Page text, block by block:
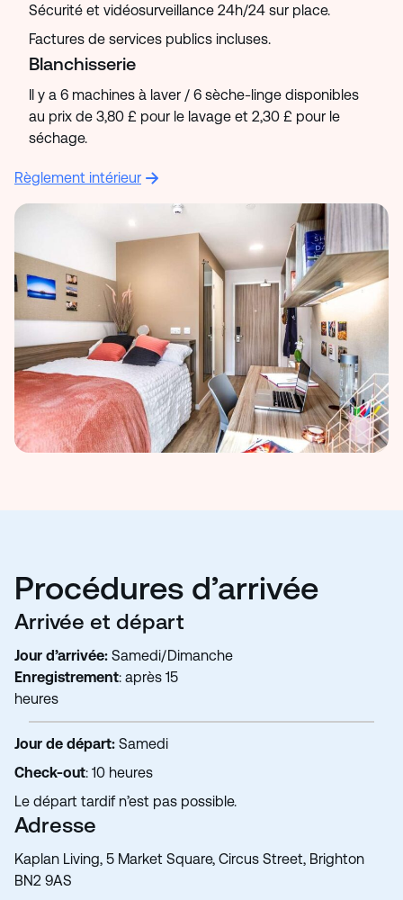
Sécurité et vidéosurveillance 24h/24 sur place.
Factures de services publics incluses.
Blanchisserie
Il y a 6 machines à laver / 6 sèche-linge disponibles
au prix de 3,80 £ pour le lavage et 2,30 £ pour le
séchage.
Règlement intérieur
Procédures d’arrivée
Arrivée et départ
Jour d’arrivée: Samedi/Dimanche
Enregistrement: après 15
heures
Jour de départ: Samedi
Check-out: 10 heures
Le départ tardif n’est pas possible.
Adresse
Kaplan Living, 5 Market Square, Circus Street, Brighton
BN2 9AS